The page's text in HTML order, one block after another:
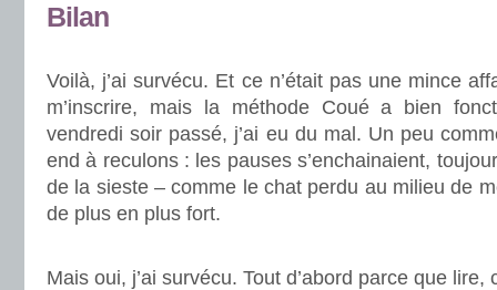
Bilan
Voilà, j’ai survécu. Et ce n’était pas une mince
m’inscrire, mais la méthode Coué a bien
vendredi soir passé, j’ai eu du mal. Un peu
end à reculons : les pauses s’enchainaient,
de la sieste – comme le chat perdu au milieu de
de plus en plus fort.
Mais oui, j’ai survécu. Tout d’abord parce que lire,